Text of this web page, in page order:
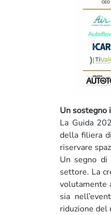
Un sostegno
La Guida
della filiera
riservare
Un segno di
settore. La
volutamente
sia
riduzione del